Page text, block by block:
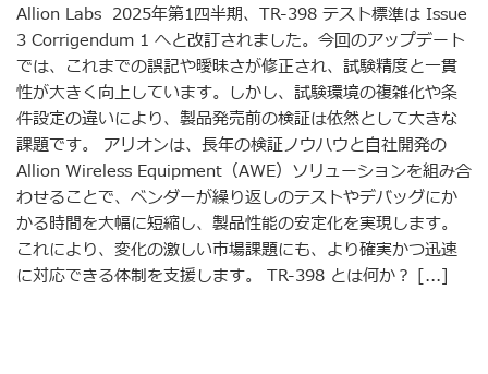
Allion Labs 2025年第1四半期、TR-398 テスト標準は Issue
3 Corrigendum 1 へと改訂されました。今回のアップデート
では、これまでの誤記や曖昧さが修正され、試験精度と一貫
性が大きく向上しています。しかし、試験環境の複雑化や条
件設定の違いにより、製品発売前の検証は依然として大きな
課題です。 アリオンは、長年の検証ノウハウと自社開発の
Allion Wireless Equipment（AWE）ソリューションを組み合
わせることで、ベンダーが繰り返しのテストやデバッグにか
かる時間を大幅に短縮し、製品性能の安定化を実現します。
これにより、変化の激しい市場課題にも、より確実かつ迅速
に対応できる体制を支援します。 TR-398 とは何か？ [...]